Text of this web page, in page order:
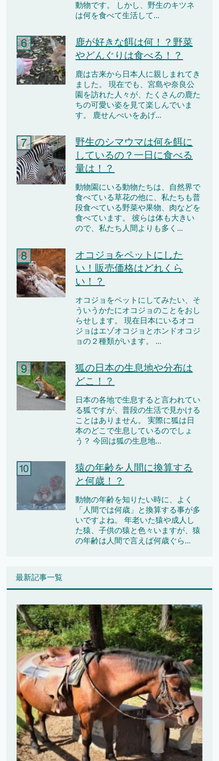
動物です。 しかし、野生のキツネ
は何を食べて生活して...
鹿が好きな餌は何！？野菜
やどんぐりは食べる！？
鹿は古来から日本人に親しまれてき
ました。 現在でも、宮島や奈良公
園を訪れた人々が、たくさんの鹿た
ちの可愛い姿を見て楽しんでいま
す。 鹿せんべいをあげ...
野生のシマウマは何を餌に
しているの？一日に食べる
量は！？
動物園にいる動物たちは、自然界で
食べている草花の他に、私たちも普
段食べている野菜や果物、肉などを
食べています。 彼らは体も大きい
ので、私たち人間よりも多く...
オコジョをペットにした
い！販売価格はどれくら
い！？
オコジョをペットにしてみたい、そ
ういうかたにオコジョのことをおし
らせします。 現在日本にいるオコ
ジョはエゾオコジョとホンドオコジ
ョの２種類がいます。 ...
狐の日本の生息地や分布は
どこ！？
日本の各地で生息すると言われてい
る狐ですが、普段の生活で見かける
ことはありません。 実際に狐は日
本のどこで生息しているのでしょ
う？ 今回は狐の生息地...
猿の年齢を人間に換算する
と何歳！？
動物の年齢を知りたい時に、よく
「人間では何歳」と換算する事が多
いですよね。 年老いた猿や成人し
た猿、子供の猿と色々いますが、猿
の年齢は人間で言えば何歳ぐら...
最新記事一覧